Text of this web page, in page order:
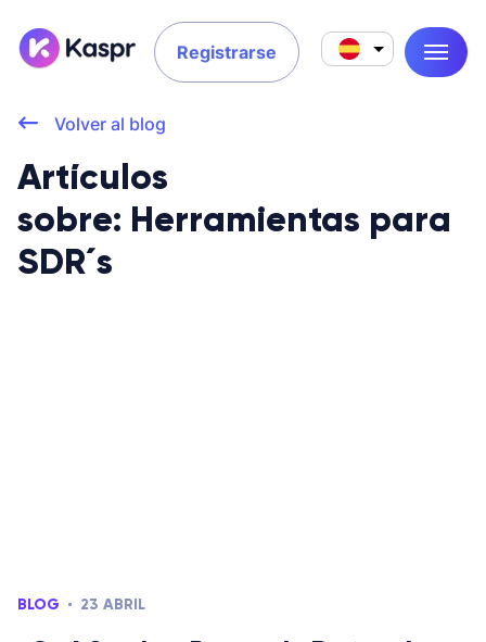
Registrarse
Volver al blog
Artículos
sobre: Herramientas para
SDR´s
BLOG 23 ABRIL